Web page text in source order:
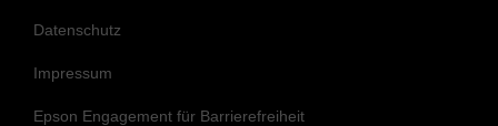
Datenschutz
Impressum
Epson Engagement für Barrierefreiheit